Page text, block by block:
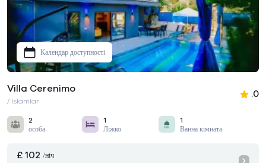
Календар доступності
Villa Cerenimo
/ İslamlar
.0
2
особа
1
Ліжко
1
Ванна кімната
£ 102 /ніч